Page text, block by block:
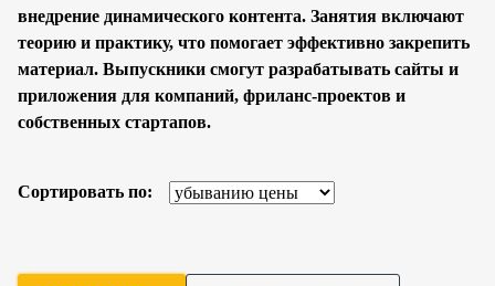
внедрение динамического контента. Занятия включают
теорию и практику, что помогает эффективно закрепить
материал. Выпускники смогут разрабатывать сайты и
приложения для компаний, фриланс-проектов и
собственных стартапов.
Сортировать по: